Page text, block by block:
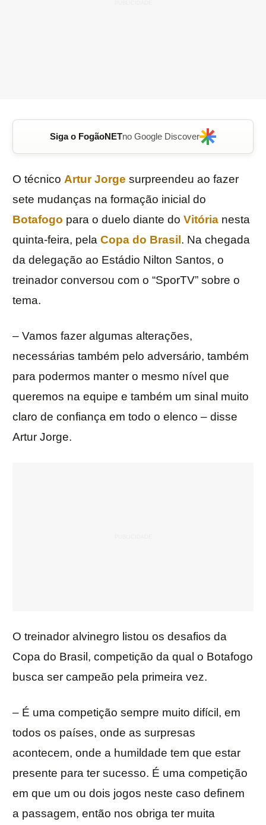
Siga o FogãoNETno Google Discover
O técnico Artur Jorge surpreendeu ao fazer
sete mudanças na formação inicial do
Botafogo para o duelo diante do Vitória nesta
quinta-feira, pela Copa do Brasil . Na chegada
da delegação ao Estádio Nilton Santos, o
treinador conversou com o “SporTV” sobre o
tema.
– Vamos fazer algumas alterações,
necessárias também pelo adversário, também
para podermos manter o mesmo nível que
queremos na equipe e também um sinal muito
claro de confiança em todo o elenco – disse
Artur Jorge.
O treinador alvinegro listou os desafios da
Copa do Brasil, competição da qual o Botafogo
busca ser campeão pela primeira vez.
– É uma competição sempre muito difícil, em
todos os países, onde as surpresas
acontecem, onde a humildade tem que estar
presente para ter sucesso. É uma competição
em que um ou dois jogos neste caso definem
a passagem, então nos obriga ter muita